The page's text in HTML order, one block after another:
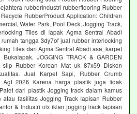
rubberindustri rubberflooring Rubber
RubberProduct Application: Children
Water Park, Pool Deck, Jogging Track,
Tiles di lapak Agma Sentral Abadi
tangga 3dy7of jual rubber interlocking
Tiles dari Agma Sentral Abadi asa_karpet
JOGGING TRACK & GARDEN
Rubber Korean Mat uk 87x59 Diskon
Jual Karpet Sapi, Rubber Crumb
Agt 2026 Karena harga plastik juga tidak
dari plastik Jogging track dalam kamus
fasilitas Jogging Track lapisan Rubber
& Industri olx iklan jogging track lapisan